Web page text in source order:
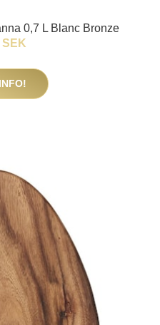
0,7 L Blanc Bronze
SEK